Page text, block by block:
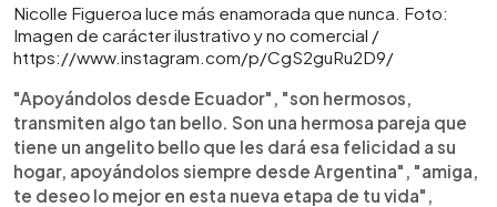
Nicolle Figueroa luce más enamorada que nunca. Foto:
Imagen de carácter ilustrativo y no comercial /
https://www.instagram.com/p/CgS2guRu2D9/
"Apoyándolos desde Ecuador", "son hermosos,
transmiten algo tan bello. Son una hermosa pareja que
tiene un angelito bello que les dará esa felicidad a su
hogar, apoyándolos siempre desde Argentina", "amiga,
te deseo lo mejor en esta nueva etapa de tu vida",